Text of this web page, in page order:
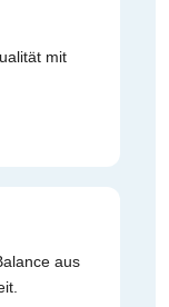
mit
aus